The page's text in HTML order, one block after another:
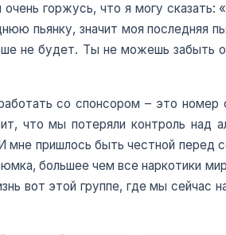
горжусь, что я могу сказать:
пьянку, значит моя последняя
не будет. Ты не можешь забыть
со спонсором – это
что мы потеряли контроль над
пришлось быть честной перед
большее чем все наркотики
вот этой группе, где мы